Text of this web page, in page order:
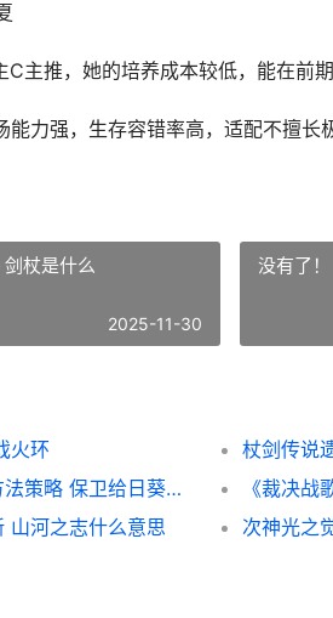
主推，她的培养成本较低，能在前期
能力强，生存容错率高，适配不擅
杖是什么
2025-11-30
没有了！
火环
杖剑传说
保卫给日葵鲜果厨宴绝顶方法策略 保卫给日葵鲜果的人是谁
《裁决
山河之志什么意思